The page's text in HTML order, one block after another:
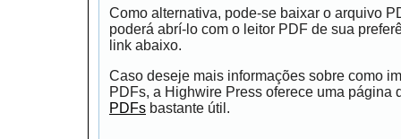
Como alternativa, pode-se baixar o arquivo
poderá abrí-lo com o leitor PDF de sua
link abaixo.
Caso deseje mais informações sobre como
PDFs, a Highwire Press oferece uma página
PDFs bastante útil.